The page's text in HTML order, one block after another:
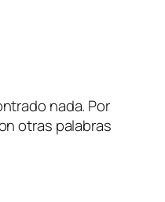
nada. Por
otras palabras